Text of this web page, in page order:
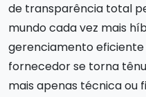
de transparência total
mundo cada vez mais
gerenciamento eficiente
fornecedor se torna
mais apenas técnica ou